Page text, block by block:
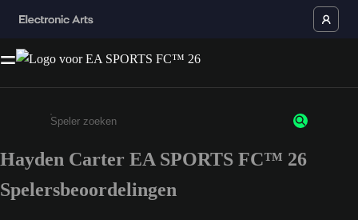
Enter a minimum of 3 characters or numbers
Hayden Carter EA SPORTS FC™ 26
Spelersbeoordelingen